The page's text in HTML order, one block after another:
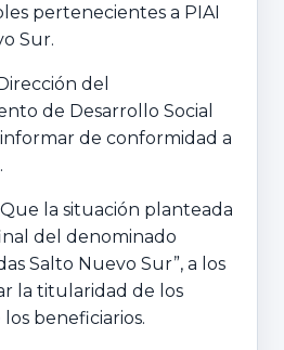
pertenecientes a PIAI
Sur.
del
de Desarrollo Social
de conformidad a
Que la situación planteada
del denominado
Salto Nuevo Sur”, a los
la titularidad de los
beneficiarios.